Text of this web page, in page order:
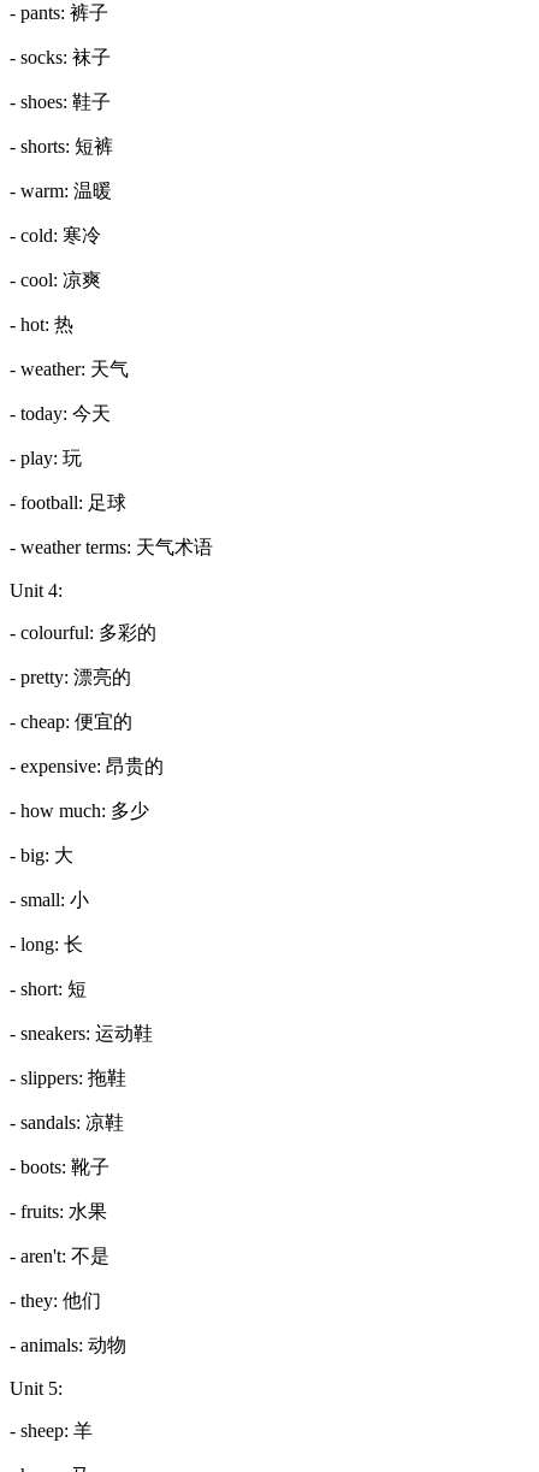
- pants: 裤子
- socks: 袜子
- shoes: 鞋子
- shorts: 短裤
- warm: 温暖
- cold: 寒冷
- cool: 凉爽
- hot: 热
- weather: 天气
- today: 今天
- play: 玩
- football: 足球
- weather terms: 天气术语
Unit 4:
- colourful: 多彩的
- pretty: 漂亮的
- cheap: 便宜的
- expensive: 昂贵的
- how much: 多少
- big: 大
- small: 小
- long: 长
- short: 短
- sneakers: 运动鞋
- slippers: 拖鞋
- sandals: 凉鞋
- boots: 靴子
- fruits: 水果
- aren't: 不是
- they: 他们
- animals: 动物
Unit 5:
- sheep: 羊